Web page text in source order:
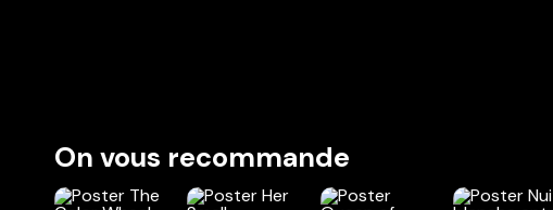
On vous recommande